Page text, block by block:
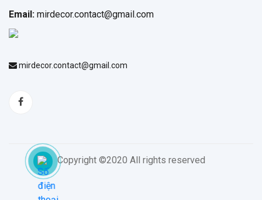
Email: mirdecor.contact@gmail.com
mirdecor.contact@gmail.com
Copyright ©2020 All rights reserved